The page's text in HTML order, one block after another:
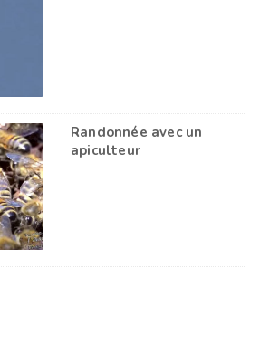
Randonnée avec un
apiculteur